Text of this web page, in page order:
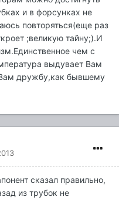
и в форсунках не
повторяться(еще раз
;великую тайну;).И
чем с
выдувает Вам
дружбу,как бывшему
сказал правильно,
из трубок не